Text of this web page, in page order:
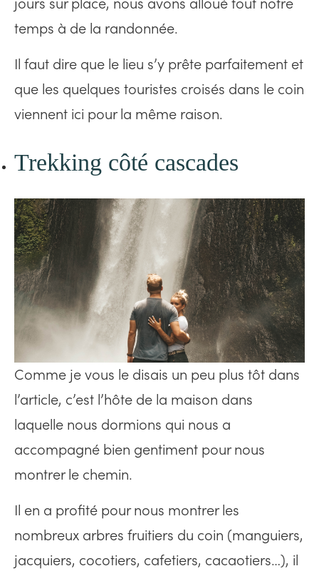
jours sur place, nous avons alloué tout notre
temps à de la randonnée.
Il faut dire que le lieu s’y prête parfaitement et
que les quelques touristes croisés dans le coin
viennent ici pour la même raison.
Trekking côté cascades
Comme je vous le disais un peu plus tôt dans
l’article, c’est l’hôte de la maison dans
laquelle nous dormions qui nous a
accompagné bien gentiment pour nous
montrer le chemin.
Il en a profité pour nous montrer les
nombreux arbres fruitiers du coin (manguiers,
jacquiers, cocotiers, cafetiers, cacaotiers…), il